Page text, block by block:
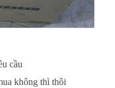
cầu
không thì thôi